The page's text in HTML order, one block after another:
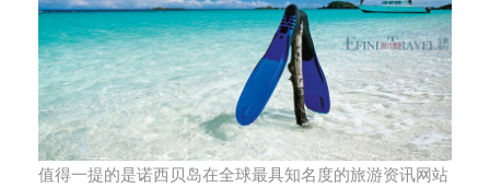
值得一提的是诺西贝岛在全球最具知名度的旅游资讯网站